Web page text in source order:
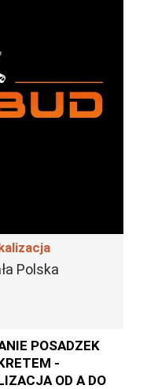
Polska
POSADZEK
-
OD A DO